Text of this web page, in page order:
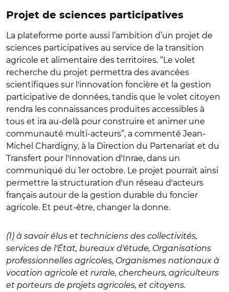
Projet de sciences participatives
La plateforme porte aussi l’ambition d’un projet de
sciences participatives au service de la transition
agricole et alimentaire des territoires. “Le volet
recherche du projet permettra des avancées
scientifiques sur l'innovation foncière et la gestion
participative de données, tandis que le volet citoyen
rendra les connaissances produites accessibles à
tous et ira au-delà pour construire et animer une
communauté multi-acteurs”, a commenté Jean-
Michel Chardigny, à la Direction du Partenariat et du
Transfert pour l'Innovation d'Inrae, dans un
communiqué du 1er octobre. Le projet pourrait ainsi
permettre la structuration d'un réseau d'acteurs
français autour de la gestion durable du foncier
agricole. Et peut-être, changer la donne.
(1) à savoir élus et techniciens des collectivités,
services de l'État, bureaux d'étude, Organisations
professionnelles agricoles, Organismes nationaux à
vocation agricole et rurale, chercheurs, agriculteurs
et porteurs de projets agricoles, et citoyens.